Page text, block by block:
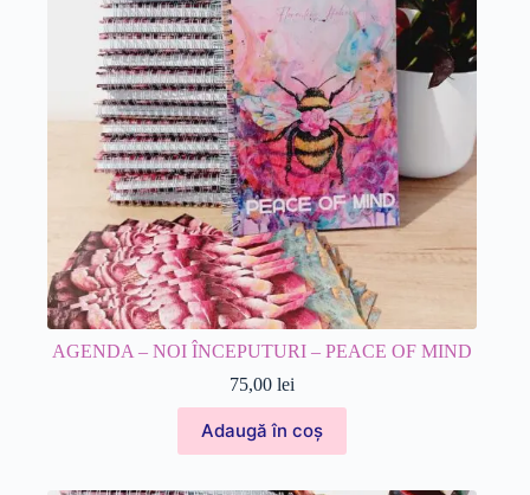
AGENDA – NOI ÎNCEPUTURI – PEACE OF MIND
75,00lei
Adaugă în coș